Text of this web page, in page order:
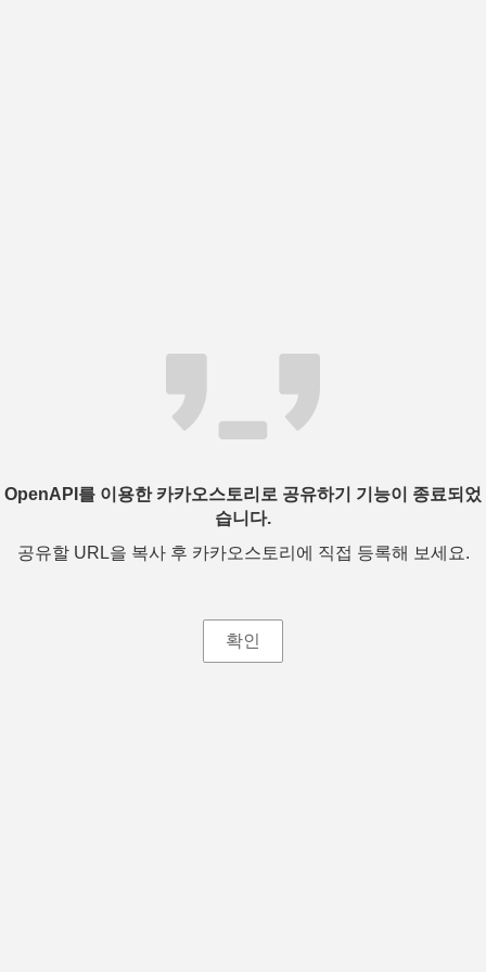
OpenAPI를 이용한 카카오스토리로 공유하기 기능이 종료되었
습니다.
공유할 URL을 복사 후 카카오스토리에 직접 등록해 보세요.
확인